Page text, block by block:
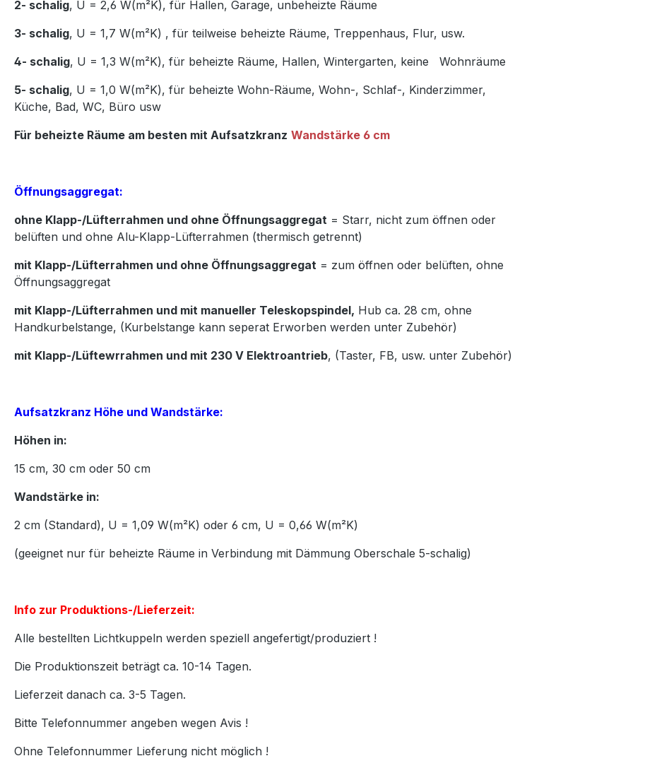
2- schalig, U = 2,6 W(m²K), für Hallen, Garage, unbeheizte Räume
3- schalig, U = 1,7 W(m²K) , für teilweise beheizte Räume, Treppenhaus, Flur, usw.
4- schalig, U = 1,3 W(m²K), für beheizte Räume, Hallen, Wintergarten, keine Wohnräume
5- schalig, U = 1,0 W(m²K), für beheizte Wohn-Räume, Wohn-, Schlaf-, Kinderzimmer,
Küche, Bad, WC, Büro usw
Für beheizte Räume am besten mit Aufsatzkranz Wandstärke 6 cm
Öffnungsaggregat:
ohne Klapp-/Lüfterrahmen und ohne Öffnungsaggregat = Starr, nicht zum öffnen oder
belüften und ohne Alu-Klapp-Lüfterrahmen (thermisch getrennt)
mit Klapp-/Lüfterrahmen und ohne Öffnungsaggregat = zum öffnen oder belüften, ohne
Öffnungsaggregat
mit Klapp-/Lüfterrahmen und mit manueller Teleskopspindel, Hub ca. 28 cm, ohne
Handkurbelstange, (Kurbelstange kann seperat Erworben werden unter Zubehör)
mit Klapp-/Lüftewrrahmen und mit 230 V Elektroantrieb, (Taster, FB, usw. unter Zubehör)
Aufsatzkranz Höhe und Wandstärke:
Höhen in:
15 cm, 30 cm oder 50 cm
Wandstärke in:
2 cm (Standard), U = 1,09 W(m²K) oder 6 cm, U = 0,66 W(m²K)
(geeignet nur für beheizte Räume in Verbindung mit Dämmung Oberschale 5-schalig)
Info zur Produktions-/Lieferzeit:
Alle bestellten Lichtkuppeln werden speziell angefertigt/produziert !
Die Produktionszeit beträgt ca. 10-14 Tagen.
Lieferzeit danach ca. 3-5 Tagen.
Bitte Telefonnummer angeben wegen Avis !
Ohne Telefonnummer Lieferung nicht möglich !